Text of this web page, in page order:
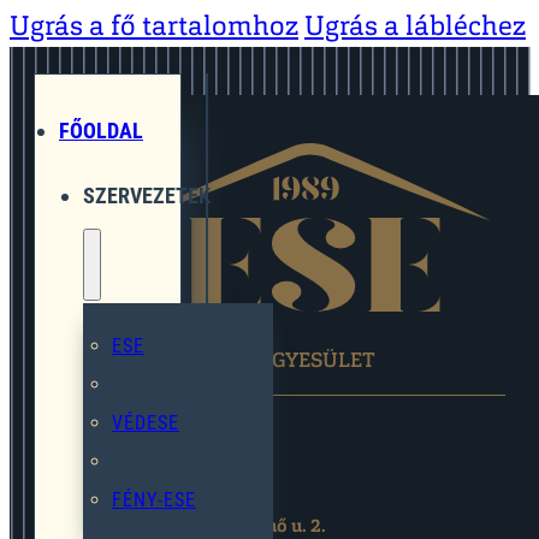
Ugrás a fő tartalomhoz Ugrás a lábléchez
FŐOLDAL
SZERVEZETEK
ESE
VÉDESE
FÉNY-ESE
EGYMÁST SEGÍTŐ EGYESÜLET
2119 Pécel,Pihenő u. 2.